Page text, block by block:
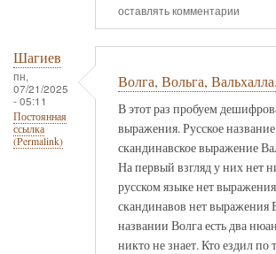
оставлять комментарии
Шагиев
пн,
07/21/2025
- 05:11
Постоянная
ссылка
(Permalink)
Волга, Вольга, Вальхалла.
В этот раз пробуем
выражения. Русское
скандинавское выражение
На первый взгляд у них нет
русском языке нет
скандинавов нет выражения
названии Волга есть два
никто не знает. Кто ездил по